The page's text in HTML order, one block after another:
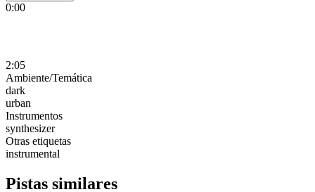
0:00
2:05
Ambiente/Temática
dark
urban
Instrumentos
synthesizer
Otras etiquetas
instrumental
Pistas similares